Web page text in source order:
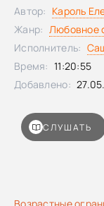
СЛУШАТЬ
Автор: Кароль
Жанр: Любовное
Исполнитель:
Время: 11:20:55
Добавлено: